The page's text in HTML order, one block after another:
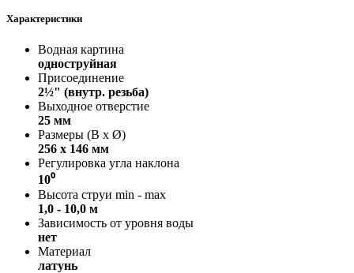
Характеристики
Водная картина
одноструйная
Присоединение
2½" (внутр. резьба)
Выходное отверстие
25 мм
Размеры (В x Ø)
256 х 146 мм
Регулировка угла наклона
10⁰
Высота струи min - max
1,0 - 10,0 м
Зависимость от уровня воды
нет
Материал
латунь